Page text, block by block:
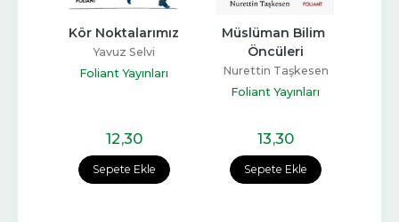
Sepete Ekle
Kör Noktalarımız
Yavuz Selvi
Foliant Yayınları
12,30
Sepete Ekle
Müslüman Bilim
Öncüleri
Nurettin Taşkesen
Foliant Yayınları
13,30